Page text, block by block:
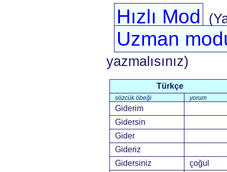
Hızlı Mod
Uzman
yazmalısınız)
Türkçe
sözcük öbeği yorum
Giderim
Gidersin
Gider
Gideriz
Gidersiniz
çoğul